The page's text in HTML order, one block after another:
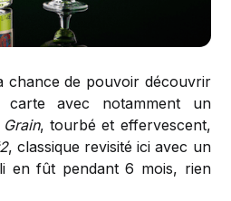
chance de pouvoir découvrir
avec notamment un
, tourbé et effervescent,
, classique revisité ici avec un
en fût pendant 6 mois, rien